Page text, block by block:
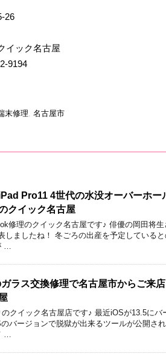
26
イック名古屋
9194
末修理, 名古屋市
Pro11 4世代の水没オーバーホー
クイック名古屋
修理のクイック名古屋です♪ 俳優の岡田将
しましたね！ 冬ごろの出産を予定している
…
ラス交換修理で名古屋市からご来
クイック名古屋店です♪ 最近iOSが13.5にバ
バージョンで脱獄が出来るツールが公開さ
…